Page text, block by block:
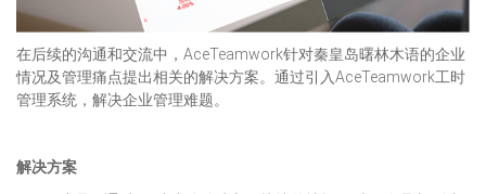
在后续的沟通和交流中，AceTeamwork针对秦皇岛曙林木语的企业
情况及管理痛点提出相关的解决方案。通过引入AceTeamwork工时
管理系统，解决企业管理难题。
解决方案